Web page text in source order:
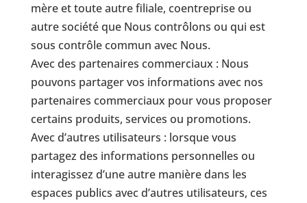
mère et toute autre filiale, coentreprise ou
autre société que Nous contrôlons ou qui est
sous contrôle commun avec Nous.
Avec des partenaires commerciaux : Nous
pouvons partager vos informations avec nos
partenaires commerciaux pour vous proposer
certains produits, services ou promotions.
Avec d’autres utilisateurs : lorsque vous
partagez des informations personnelles ou
interagissez d’une autre manière dans les
espaces publics avec d’autres utilisateurs, ces